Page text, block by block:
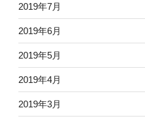
2019年7月
2019年6月
2019年5月
2019年4月
2019年3月